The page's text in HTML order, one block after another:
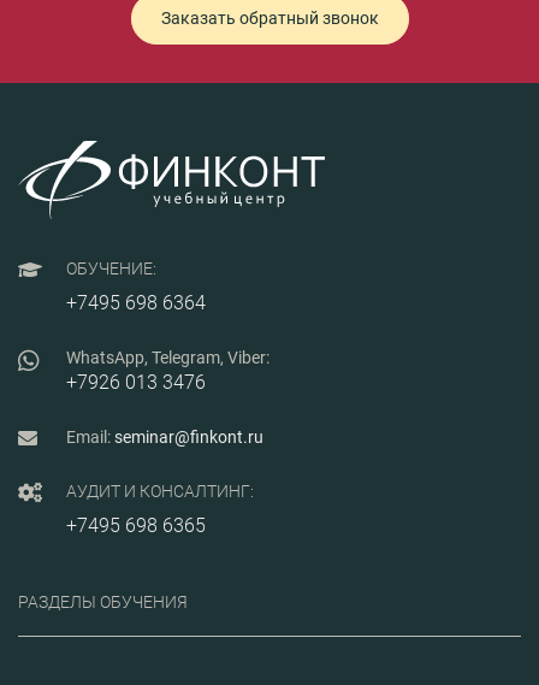
Заказать обратный звонок
ОБУЧЕНИЕ:
+7495 698 6364
WhatsApp, Telegram, Viber:
+7926 013 3476
Email:seminar@finkont.ru
АУДИТ И КОНСАЛТИНГ:
+7495 698 6365
РАЗДЕЛЫ ОБУЧЕНИЯ